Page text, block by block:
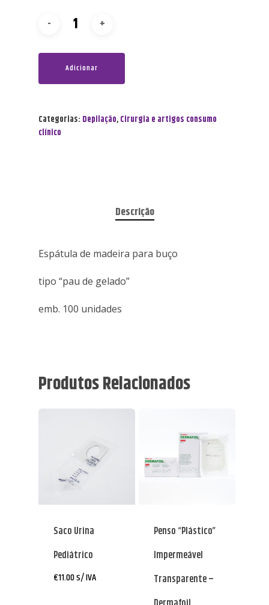
Adicionar
Categorias: Depilação,Cirurgia e artigos consumo
clínico
Descrição
Espátula de madeira para buço
tipo “pau de gelado”
emb. 100 unidades
Produtos Relacionados
Saco Urina
Pediátrico
€11.00s/ IVA
Penso “plástico”
Impermeável
Transparente –